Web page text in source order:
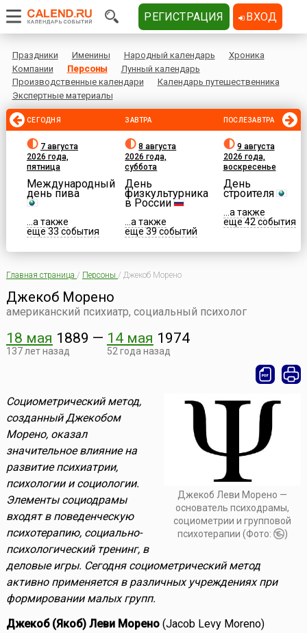
Праздники Именины Народный календарь
Хроника
Компании
Персоны
Лунный календарь
Производственные календари
Календарь путешественника
Экспертные материалы
СЕГОДНЯ
7 августа
2026 года,
пятница
Международный
день пива
...а также
еще 33 события
ЗАВТРА
8 августа
2026 года,
суббота
День
физкультурника
в России
...а также
еще 39 событий
ПОСЛЕЗАВТРА
9 августа
2026 года,
воскресенье
День
строителя
...а также
еще 42 события
Главная страница / Персоны / Джекоб Морено
Джекоб Морено
американский психиатр, социальный психолог
18 мая 1889
137 лет назад
— 14 мая 1974
52 года назад
Джекоб Леви Морено —
основатель психодрамы,
социометрии и групповой
психотерапии (Фото:
)
Социометрический метод,
созданный Джекобом
Морено, оказал
значительное влияние на
развитие психиатрии,
психологии и социологии.
Элементы социодрамы
входят в поведенческую
психотерапию, социально-
психологический тренинг, в
деловые игры. Сегодня социометрический метод
активно применяется в различных учреждениях при
формировании малых групп.
Джекоб (Якоб) Леви Морено(Jacob Levy Moreno)
РЕГИСТРАЦИЯ ВХОД